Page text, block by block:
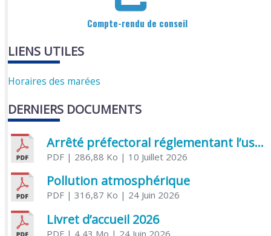
Compte-rendu de conseil
LIENS UTILES
Horaires des marées
DERNIERS DOCUMENTS
Arrêté préfectoral réglementant l’usage de l’eau
PDF| 286,88 Ko | 10 Juillet 2026
Pollution atmosphérique
PDF| 316,87 Ko | 24 Juin 2026
Livret d’accueil 2026
PDF| 4,43 Mo | 24 Juin 2026